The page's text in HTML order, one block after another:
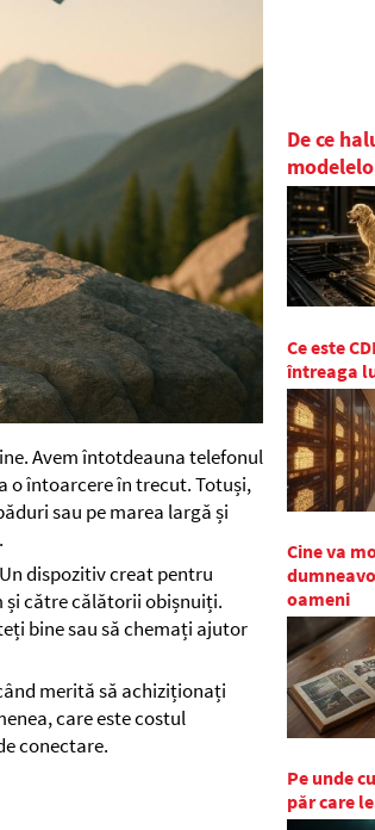
Avem întotdeauna telefonul
o întoarcere în trecut. Totuși,
sau pe marea largă și
dispozitiv creat pentru
și către călătorii obișnuiți.
bine sau să chemați ajutor
merită să achiziționați
care este costul
conectare.
De ce
Ce este
întreaga
Cine va
oameni
Pe unde
păr care